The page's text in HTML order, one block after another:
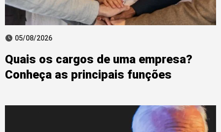
05/08/2026
Quais os cargos de uma empresa?
Conheça as principais funções